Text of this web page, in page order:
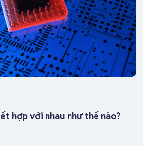
hợp với nhau như thế nào?